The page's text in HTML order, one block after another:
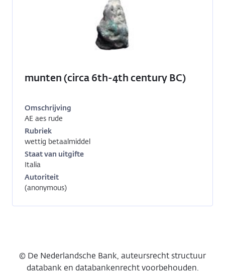
munten (circa 6th-4th century BC)
Omschrijving
AE aes rude
14008
Rubriek
wettig betaalmiddel
Staat van uitgifte
Italia
Autoriteit
(anonymous)
© De Nederlandsche Bank, auteursrecht structuur
databank en databankenrecht voorbehouden.